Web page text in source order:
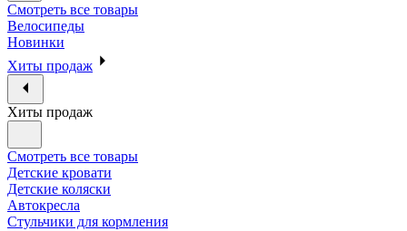
Смотреть все товары
Велосипеды
Новинки
Хиты продаж
Хиты продаж
Смотреть все товары
Детские кровати
Детские коляски
Автокресла
Стульчики для кормления